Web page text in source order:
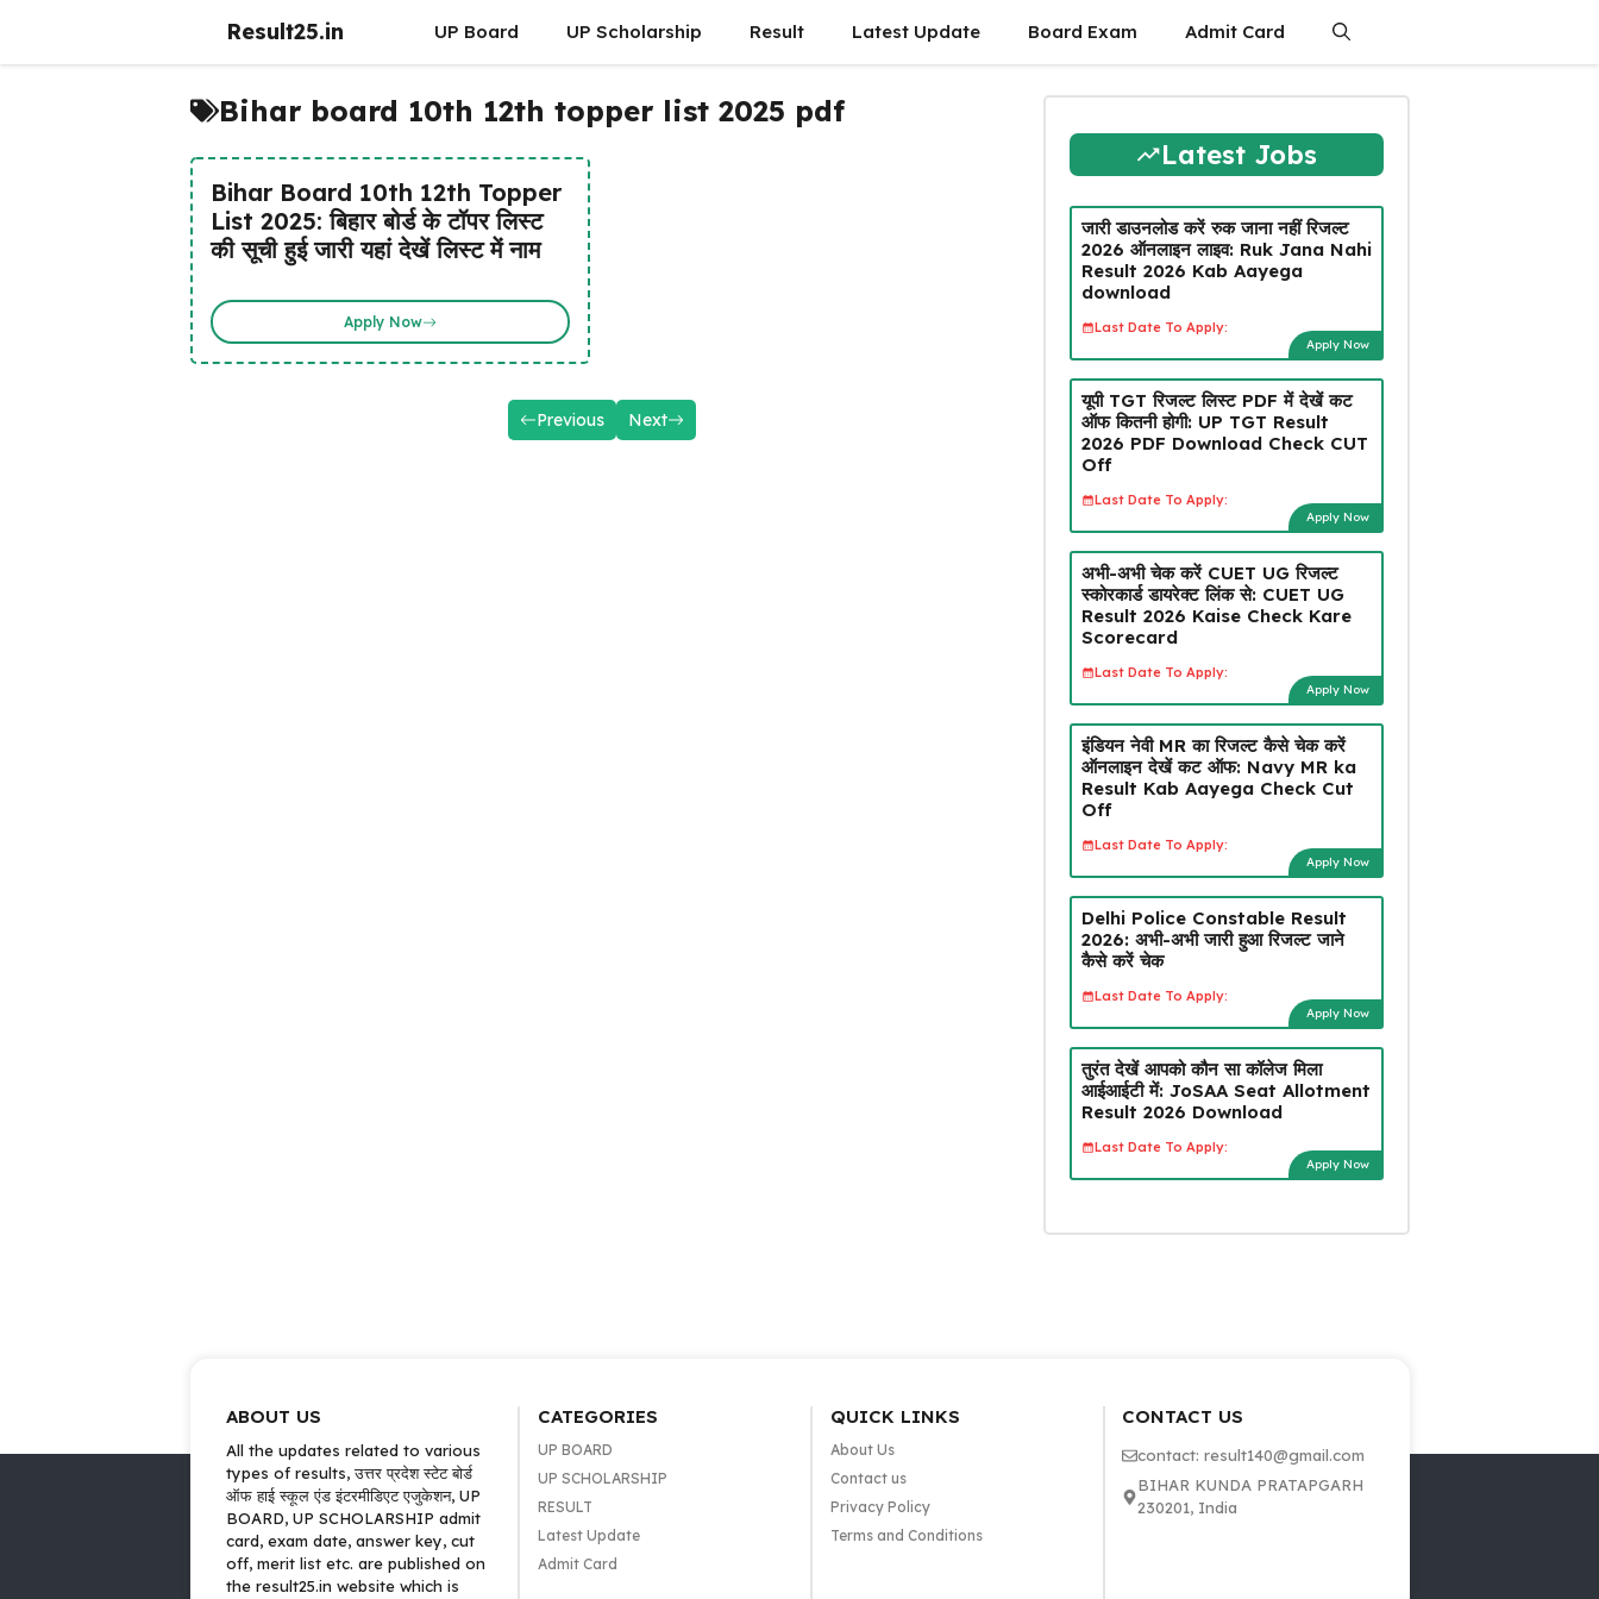
Result25.in UP Board UP Scholarship Result Latest Update Board Exam Admit Card
Bihar board 10th 12th topper list 2025 pdf
Bihar Board 10th 12th Topper
List 2025: बिहार बोर्ड के टॉपर लिस्ट
की सूची हुई जारी यहां देखें लिस्ट में नाम
Apply Now
Previous Next
Latest Jobs
जारी डाउनलोड करें रुक जाना नहीं रिजल्ट
2026 ऑनलाइन लाइव: Ruk Jana Nahi
Result 2026 Kab Aayega
download
Last Date To Apply:
Apply Now
यूपी TGT रिजल्ट लिस्ट PDF में देखें कट
ऑफ कितनी होगी: UP TGT Result
2026 PDF Download Check CUT
Off
Last Date To Apply:
Apply Now
अभी-अभी चेक करें CUET UG रिजल्ट
स्कोरकार्ड डायरेक्ट लिंक से: CUET UG
Result 2026 Kaise Check Kare
Scorecard
Last Date To Apply:
Apply Now
इंडियन नेवी MR का रिजल्ट कैसे चेक करें
ऑनलाइन देखें कट ऑफ: Navy MR ka
Result Kab Aayega Check Cut
Off
Last Date To Apply:
Apply Now
Delhi Police Constable Result
2026: अभी-अभी जारी हुआ रिजल्ट जाने
कैसे करें चेक
Last Date To Apply:
Apply Now
तुरंत देखें आपको कौन सा कॉलेज मिला
आईआईटी में: JoSAA Seat Allotment
Result 2026 Download
Last Date To Apply:
Apply Now
ABOUT US
All the updates related to various
types of results, उत्तर प्रदेश स्टेट बोर्ड
ऑफ हाई स्कूल एंड इंटरमीडिएट एजुकेशन, UP
BOARD, UP SCHOLARSHIP admit
card, exam date, answer key, cut
off, merit list etc. are published on
the result25.in website which is
CATEGORIES
UP BOARD
UP SCHOLARSHIP
RESULT
Latest Update
Admit Card
QUICK LINKS
About Us
Contact us
Privacy Policy
Terms and Conditions
CONTACT US
contact: result140@gmail.com
BIHAR KUNDA PRATAPGARH
230201, India